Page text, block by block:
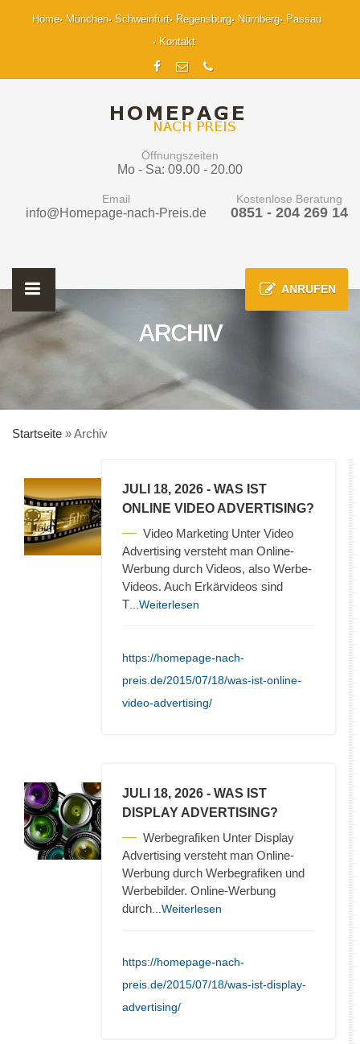
Home München Schweinfurt Regensburg Nürnberg
Passau
Kontakt
Öffnungszeiten
Mo - Sa: 09.00 - 20.00
Email
info@Homepage-nach-Preis.de
Kostenlose Beratung
0851 - 204 269 14
ANRUFEN
ARCHIV
Startseite »Archiv
JULI 18, 2026 - WAS IST
ONLINE VIDEO ADVERTISING?
Video Marketing Unter Video
Advertising versteht man Online-
Werbung durch Videos, also Werbe-
Videos. Auch Erkärvideos sind
T ...Weiterlesen
https://homepage-nach-
preis.de/2015/07/18/was-ist-online-
video-advertising/
JULI 18, 2026 - WAS IST
DISPLAY ADVERTISING?
Werbegrafiken Unter Display
Advertising versteht man Online-
Werbung durch Werbegrafiken und
Werbebilder. Online-Werbung
durch ...Weiterlesen
https://homepage-nach-
preis.de/2015/07/18/was-ist-display-
advertising/